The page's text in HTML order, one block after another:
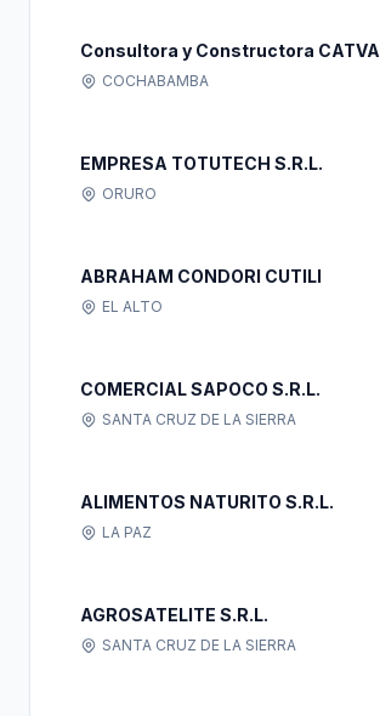
Consultora y Constructora CATVA
COCHABAMBA
EMPRESA TOTUTECH S.R.L.
ORURO
ABRAHAM CONDORI CUTILI
EL ALTO
COMERCIAL SAPOCO S.R.L.
SANTA CRUZ DE LA SIERRA
ALIMENTOS NATURITO S.R.L.
LA PAZ
AGROSATELITE S.R.L.
SANTA CRUZ DE LA SIERRA